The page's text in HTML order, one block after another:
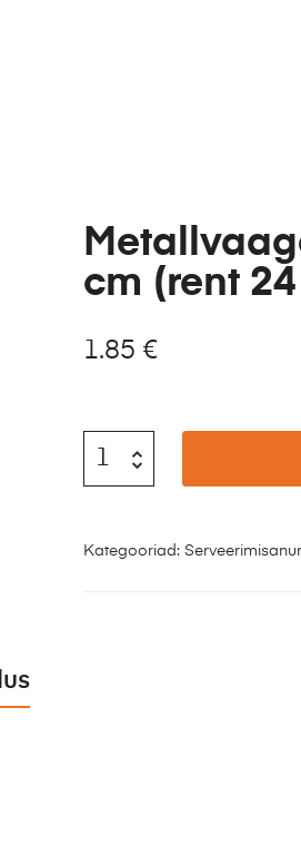
cm (rent
1.85 €
Kategooriad: